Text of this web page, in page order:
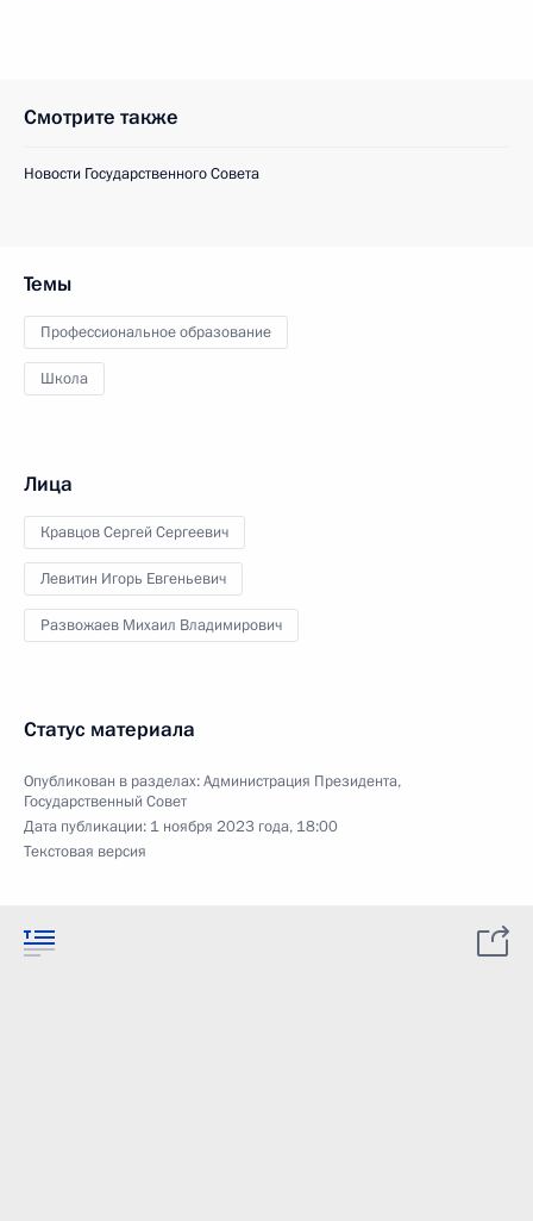
Смотрите также
Новости Государственного Совета
Темы
Профессиональное образование
Школа
Лица
Кравцов Сергей Сергеевич
Левитин Игорь Евгеньевич
Развожаев Михаил Владимирович
Статус материала
Опубликован в разделах:Администрация Президента,
Государственный Совет
Дата публикации: 1 ноября 2023 года, 18:00
Текстовая версия